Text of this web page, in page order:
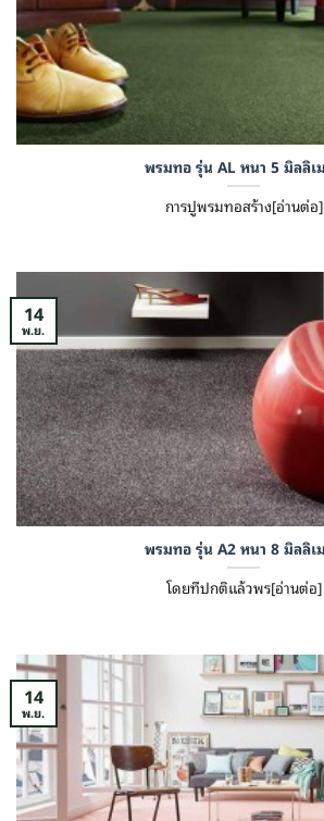
พรมทอ รุ่น AL หนา 5 มิลลิเ
การปูพรมทอสร้าง[อ่านต่อ]
พรมทอ รุ่น A2 หนา 8 มิลลิเ
โดยทีปกติแล้วพร[อ่านต่อ]
14
พ.ย.
14
พ.ย.